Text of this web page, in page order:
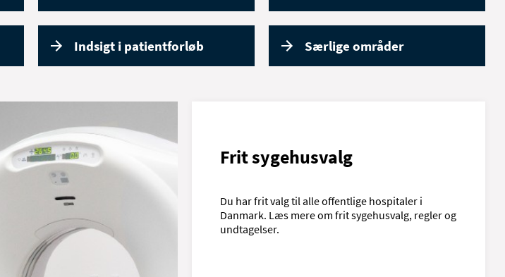
Indsigt i patientforløb Særlige områder
Frit sygehusvalg
Du har frit valg til alle offentlige hospitaler i
Danmark. Læs mere om frit sygehusvalg, regler og
undtagelser.